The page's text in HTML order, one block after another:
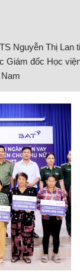
Nguyễn Thị Lan
Giám đốc Học